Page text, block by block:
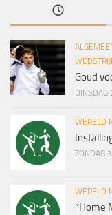
Goud
WERELD
ZONDAG
WERELD
“Home